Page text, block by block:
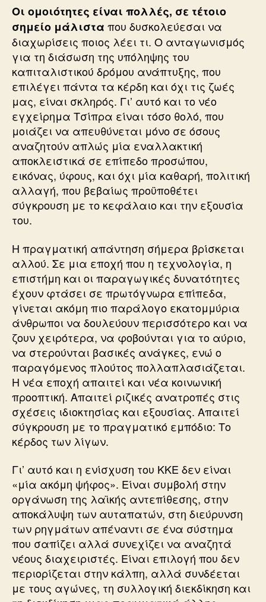
Οι ομοιότητες είναι πολλές, σε τέτοιο
σημείο μάλιστα που δυσκολεύεσαι να
διαχωρίσεις ποιος λέει τι. Ο ανταγωνισμός
για τη διάσωση της υπόληψης του
καπιταλιστικού δρόμου ανάπτυξης, που
επιλέγει πάντα τα κέρδη και όχι τις ζωές
μας, είναι σκληρός. Γι’ αυτό και το νέο
εγχείρημα Τσίπρα είναι τόσο θολό, που
μοιάζει να απευθύνεται μόνο σε όσους
αναζητούν απλώς μία εναλλακτική
αποκλειστικά σε επίπεδο προσώπου,
εικόνας, ύφους, και όχι μία καθαρή, πολιτική
αλλαγή, που βεβαίως προϋποθέτει
σύγκρουση με το κεφάλαιο και την εξουσία
του.
Η πραγματική απάντηση σήμερα βρίσκεται
αλλού. Σε μια εποχή που η τεχνολογία, η
επιστήμη και οι παραγωγικές δυνατότητες
έχουν φτάσει σε πρωτόγνωρα επίπεδα,
γίνεται ακόμη πιο παράλογο εκατομμύρια
άνθρωποι να δουλεύουν περισσότερο και να
ζουν χειρότερα, να φοβούνται για το αύριο,
να στερούνται βασικές ανάγκες, ενώ ο
παραγόμενος πλούτος πολλαπλασιάζεται.
Η νέα εποχή απαιτεί και νέα κοινωνική
προοπτική. Απαιτεί ριζικές ανατροπές στις
σχέσεις ιδιοκτησίας και εξουσίας. Απαιτεί
σύγκρουση με το πραγματικό εμπόδιο: Το
κέρδος των λίγων.
Γι’ αυτό και η ενίσχυση του ΚΚΕ δεν είναι
«μία ακόμη ψήφος». Είναι συμβολή στην
οργάνωση της λαϊκής αντεπίθεσης, στην
αποκάλυψη των αυταπατών, στη διεύρυνση
των ρηγμάτων απέναντι σε ένα σύστημα
που σαπίζει αλλά συνεχίζει να αναζητά
νέους διαχειριστές. Είναι επιλογή που δεν
περιορίζεται στην κάλπη, αλλά συνδέεται
με τους αγώνες, τη συλλογική διεκδίκηση και